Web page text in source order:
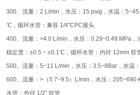
300、流量：2 L/min，水压：15 psig，水温：
℃，循环水管：兼容 1/4"CPC接头
400、流量：>4.0 L/min，水压：0.29~0.49 MPa，
稳定度：±0.5 ~ ±0.1℃，循环水管：内径 12mm 软
500、流量：5~11 L/min，水压：3.5~8Bar，水温
600、流量：>（5.7~9.5）L/min，水压：
水管：外径 1/2" 软管